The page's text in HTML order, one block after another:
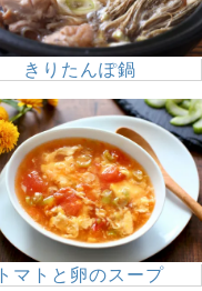
きりたんぽ鍋
トマトと卵のスープ